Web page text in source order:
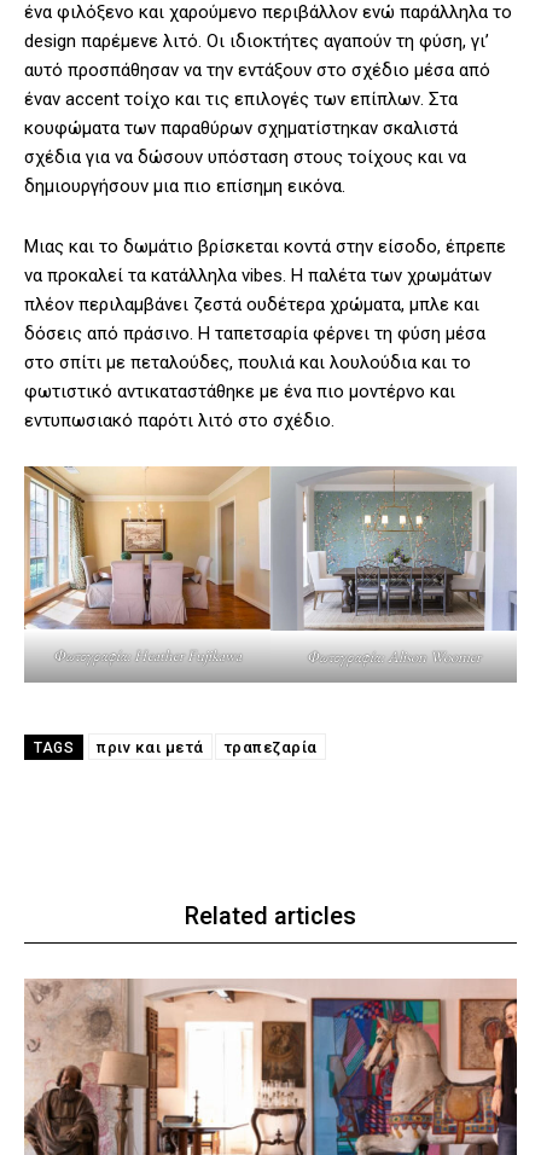
ένα φιλόξενο και χαρούμενο περιβάλλον ενώ παράλληλα το
design παρέμενε λιτό. Οι ιδιοκτήτες αγαπούν τη φύση, γι’
αυτό προσπάθησαν να την εντάξουν στο σχέδιο μέσα από
έναν accent τοίχο και τις επιλογές των επίπλων. Στα
κουφώματα των παραθύρων σχηματίστηκαν σκαλιστά
σχέδια για να δώσουν υπόσταση στους τοίχους και να
δημιουργήσουν μια πιο επίσημη εικόνα.
Μιας και το δωμάτιο βρίσκεται κοντά στην είσοδο, έπρεπε
να προκαλεί τα κατάλληλα vibes. Η παλέτα των χρωμάτων
πλέον περιλαμβάνει ζεστά ουδέτερα χρώματα, μπλε και
δόσεις από πράσινο. Η ταπετσαρία φέρνει τη φύση μέσα
στο σπίτι με πεταλούδες, πουλιά και λουλούδια και το
φωτιστικό αντικαταστάθηκε με ένα πιο μοντέρνο και
εντυπωσιακό παρότι λιτό στο σχέδιο.
Φωτογραφία: Heather Fujikawa Φωτογραφία: Alison Woomer
TAGS πριν και μετά τραπεζαρία
Related articles